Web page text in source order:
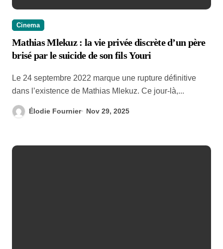
Cinema
Mathias Mlekuz : la vie privée discrète d’un père
brisé par le suicide de son fils Youri
Le 24 septembre 2022 marque une rupture définitive
dans l’existence de Mathias Mlekuz. Ce jour-là,...
Élodie Fournier Nov 29, 2025